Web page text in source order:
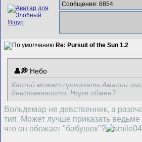
Сообщения: 6854
Re: Pursuit of the Sun 1.2
Небо
Кассий может приказать Амалии
девственности. Норм обмен?
Вольдемар не девственник, а
тип. Может лучше приказать
что он обожает "бабушек"?